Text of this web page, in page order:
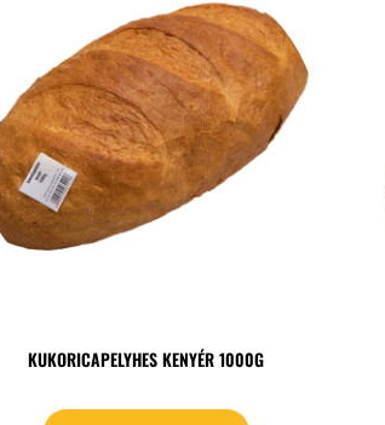
KUKORICAPELYHES KENYÉR 1000G